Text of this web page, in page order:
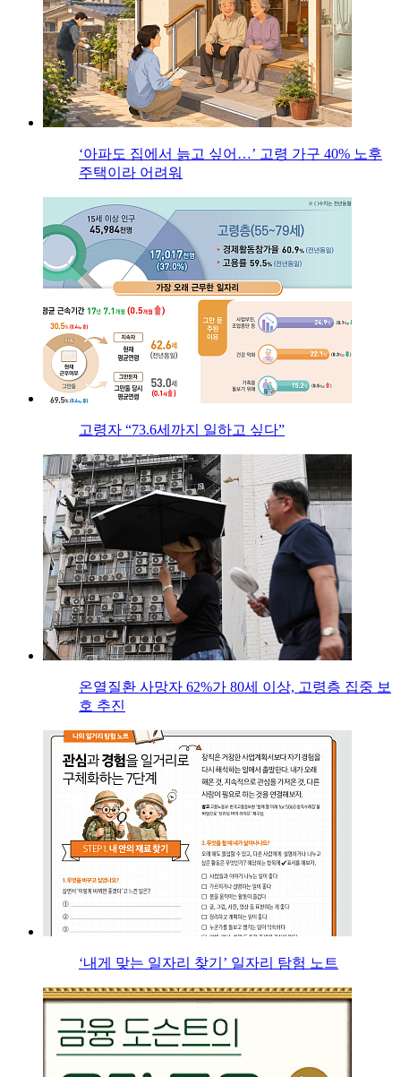
‘아파도 집에서 늙고 싶어…’ 고령 가구 40% 노후
주택이라 어려워
고령자 “73.6세까지 일하고 싶다”
온열질환 사망자 62%가 80세 이상, 고령층 집중 보
호 추진
‘내게 맞는 일자리 찾기’ 일자리 탐험 노트